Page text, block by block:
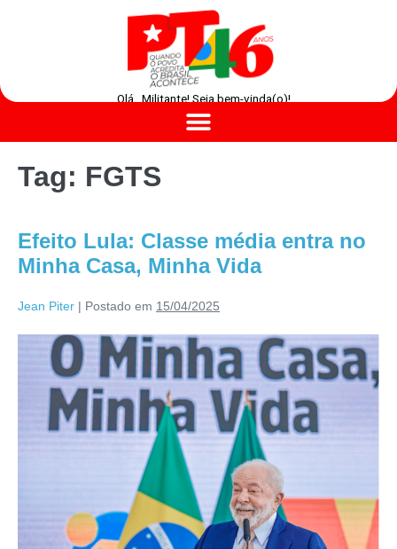
Olá , Militante! Seja bem-vinda(o)!
Tag: FGTS
Efeito Lula: Classe média entra no
Minha Casa, Minha Vida
Jean Piter | Postado em 15/04/2025